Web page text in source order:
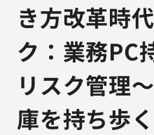
き方改革時
ク：業務PC
リスク管理
庫を持ち歩